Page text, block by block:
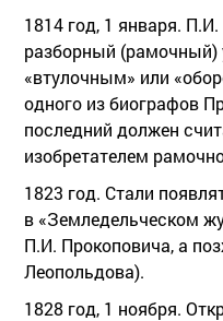
1814 год, 1 января.
разборный (рамочный)
«втулочным» или
одного из биографов
последний должен
изобретателем
1823 год. Стали
в «Земледельческом
П.И. Прокоповича, а
Леопольдова).
1828 год, 1 ноября.